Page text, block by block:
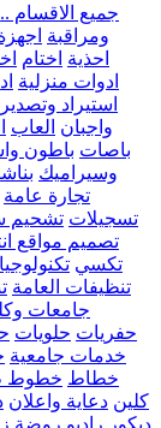
.. جميع الاقسام ..
ومراقبة
احذية اختام
ادوات منزلية
استيراد وتصدير
واجبان العاب
باصات باطون
وسيراميك
تجارة عامة
تسجيلات تشحيم
تصميم مواقع
تكسي
تنظيفات العامة
جامعات
حفريات حلويات
خدمات جامعية
خطاط خطوط
كلين دعاية واعلان
ديكور راديو روضة